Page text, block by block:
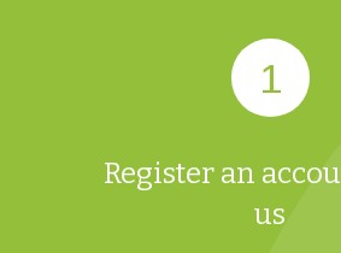
Register an
us